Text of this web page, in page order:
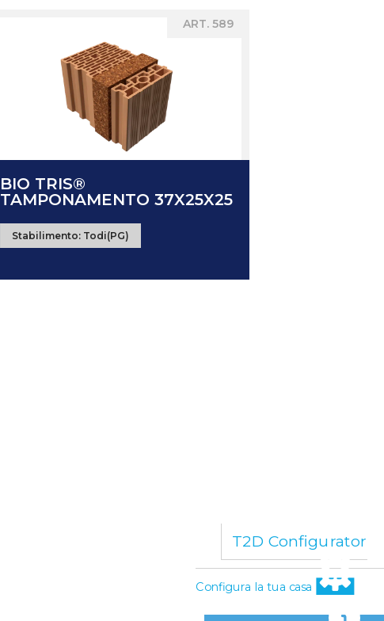
ART. 589
BIO TRIS®
TAMPONAMENTO 37X25X25
Stabilimento: Todi(PG)
T2D Configurator
Configura la tua casa